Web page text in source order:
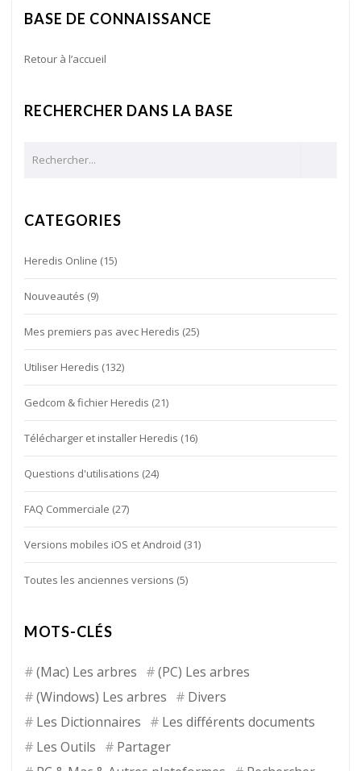
BASE DE CONNAISSANCE
Retour à l’accueil
RECHERCHER DANS LA BASE
CATEGORIES
Heredis Online (15)
Nouveautés (9)
Mes premiers pas avec Heredis (25)
Utiliser Heredis (132)
Gedcom & fichier Heredis (21)
Télécharger et installer Heredis (16)
Questions d'utilisations (24)
FAQ Commerciale (27)
Versions mobiles iOS et Android (31)
Toutes les anciennes versions (5)
MOTS-CLÉS
(Mac) Les arbres
(PC) Les arbres
(Windows) Les arbres
Divers
Les Dictionnaires
Les différents documents
Les Outils
Partager